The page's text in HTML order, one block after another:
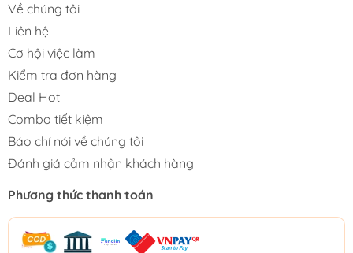
Về chúng tôi
Liên hệ
Cơ hội việc làm
Kiểm tra đơn hàng
Deal Hot
Combo tiết kiệm
Báo chí nói về chúng tôi
Đánh giá cảm nhận khách hàng
Phương thức thanh toán